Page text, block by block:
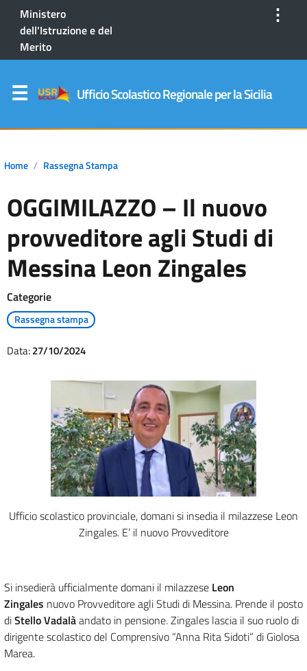
Ministero
dell'Istruzione e del
Merito
⋮
Ufficio Scolastico Regionale per la Sicilia
Home Rassegna Stampa
OGGIMILAZZO – Il nuovo
provveditore agli Studi di
Messina Leon Zingales
Categorie
Rassegna stampa
Data:27/10/2024
Ufficio scolastico provinciale, domani si insedia il milazzese Leon
Zingales. E’ il nuovo Provveditore
Si insedierà ufficialmente domani il milazzese Leon
Zingales nuovo Provveditore agli Studi di Messina. Prende il posto
diStello Vadalàandato in pensione. Zingales lascia il suo ruolo di
dirigente scolastico del Comprensivo “Anna Rita Sidoti” di Giolosa
Marea.